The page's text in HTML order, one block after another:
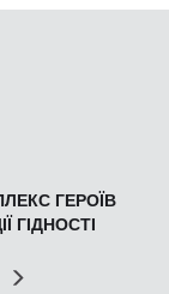
ГЕРОЇВ
ГІДНОСТІ
Попер